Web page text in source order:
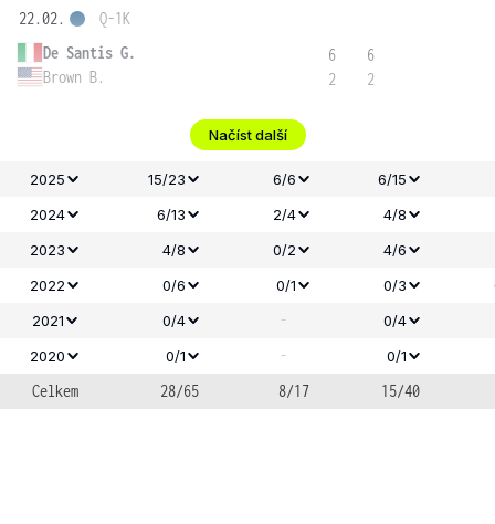
22.02.
De Santis G.
Brown B.
Q-1K
6
2
6
2
Načíst další
2025 15/23 6/6 6/15
2024
6/13 2/4
4/8
2023
4/8 0/2
4/6
2022
0/6 0/1 0/3
2021
0/4 -
0/4
2020
0/1 - 0/1
Celkem 28/65 8/17 15/40